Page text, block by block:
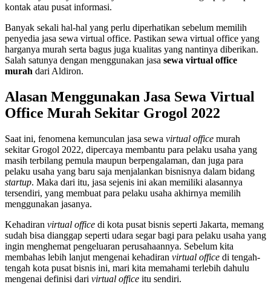
kontak atau pusat informasi.
Banyak sekali hal-hal yang perlu diperhatikan sebelum memilih
penyedia jasa sewa virtual office. Pastikan sewa virtual office yang
harganya murah serta bagus juga kualitas yang nantinya diberikan.
Salah satunya dengan menggunakan jasa sewa virtual office
murah dari Aldiron.
Alasan Menggunakan Jasa Sewa Virtual
Office Murah Sekitar Grogol 2022
Saat ini, fenomena kemunculan jasa sewa virtual office murah
sekitar Grogol 2022, dipercaya membantu para pelaku usaha yang
masih terbilang pemula maupun berpengalaman, dan juga para
pelaku usaha yang baru saja menjalankan bisnisnya dalam bidang
startup. Maka dari itu, jasa sejenis ini akan memiliki alasannya
tersendiri, yang membuat para pelaku usaha akhirnya memilih
menggunakan jasanya.
Kehadiran virtual office di kota pusat bisnis seperti Jakarta, memang
sudah bisa dianggap seperti udara segar bagi para pelaku usaha yang
ingin menghemat pengeluaran perusahaannya. Sebelum kita
membahas lebih lanjut mengenai kehadiran virtual office di tengah-
tengah kota pusat bisnis ini, mari kita memahami terlebih dahulu
mengenai definisi dari virtual office itu sendiri.